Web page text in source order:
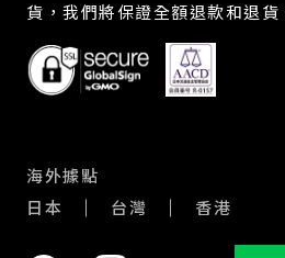
貨，我們將保證全額退款和退貨
海外據點
日本
台灣 香港